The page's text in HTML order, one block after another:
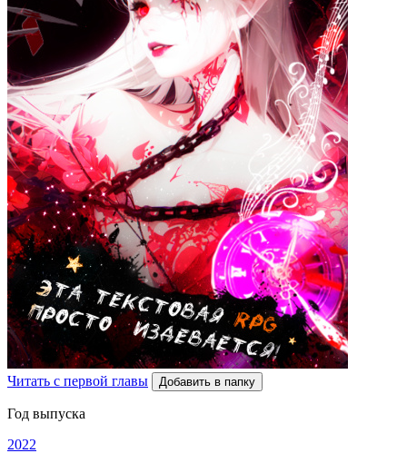
Читать с первой главы Добавить в папку
Год выпуска
2022